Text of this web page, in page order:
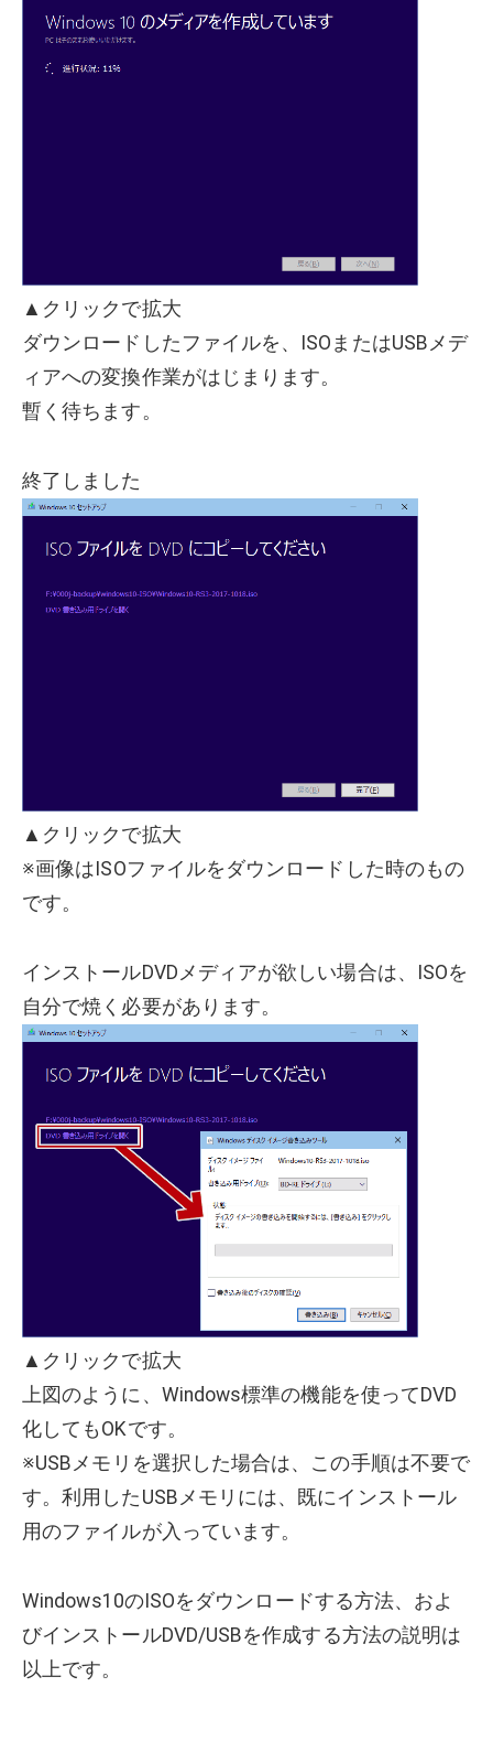
▲クリックで拡大
ダウンロードしたファイルを、ISOまたはUSBメデ
ィアへの変換作業がはじまります。
暫く待ちます。
終了しました
▲クリックで拡大
※画像はISOファイルをダウンロードした時のもの
です。
インストールDVDメディアが欲しい場合は、ISOを
自分で焼く必要があります。
▲クリックで拡大
上図のように、Windows標準の機能を使ってDVD
化してもOKです。
※USBメモリを選択した場合は、この手順は不要で
す。利用したUSBメモリには、既にインストール
用のファイルが入っています。
Windows10のISOをダウンロードする方法、およ
びインストールDVD/USBを作成する方法の説明は
以上です。